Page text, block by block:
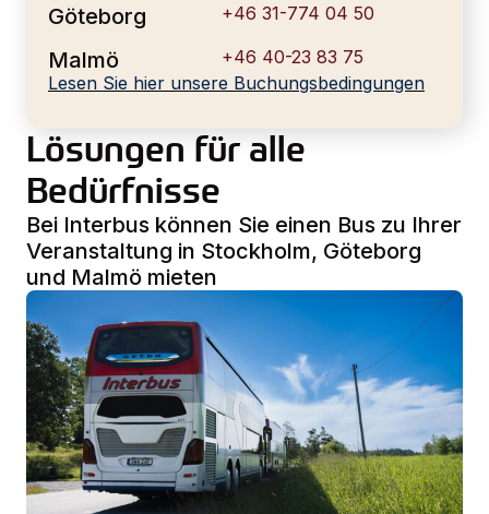
Göteborg +46 31-774 04 50
Malmö
+46 40-23 83 75
Lesen Sie hier unsere Buchungsbedingungen
Lösungen für alle
Bedürfnisse
Bei Interbus können Sie einen Bus zu Ihrer
Veranstaltung in Stockholm, Göteborg
und Malmö mieten